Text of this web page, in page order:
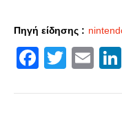
Πηγή είδησης :